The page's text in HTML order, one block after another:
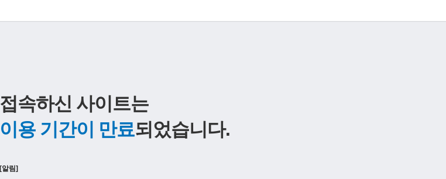
접속하신 사이트는
이용 기간이 만료되었습니다.
[알림]